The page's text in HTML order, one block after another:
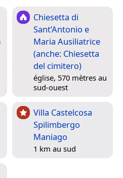
Chiesetta di
Sant’Antonio e
Maria Ausiliatrice
(anche: Chiesetta
del cimitero)
église, 570 mètres au
sud-ouest
Villa Castelcosa
Spilimbergo
Maniago
1 km au sud